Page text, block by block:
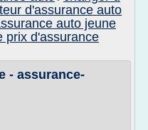
d'assurance auto
auto jeune
prix d'assurance
- assurance-